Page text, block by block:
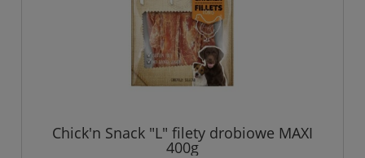
Chick'n Snack "L" filety drobiowe MAXI
400g